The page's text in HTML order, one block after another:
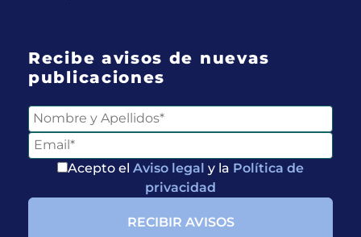
Recibe avisos de nuevas
publicaciones
Acepto el Aviso legal y la Política de
privacidad